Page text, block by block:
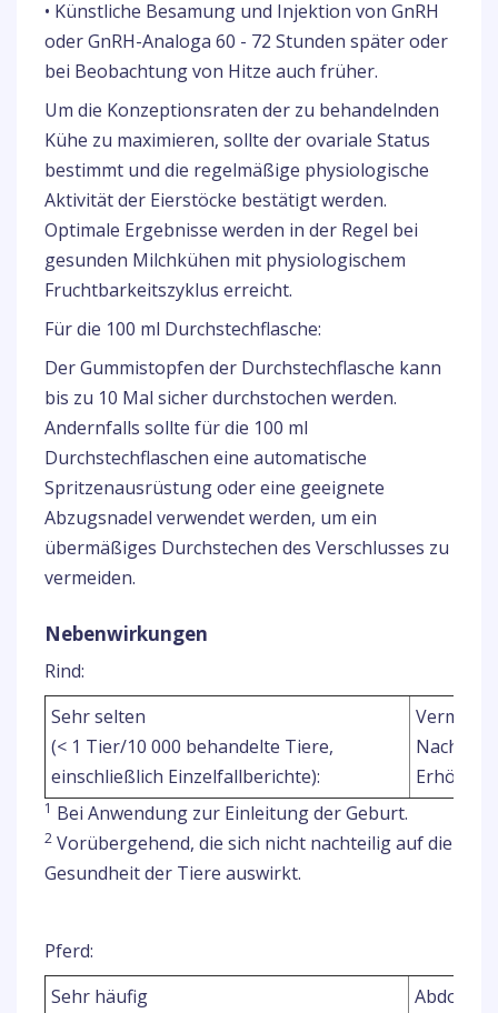
• Künstliche Besamung und Injektion von GnRH
oder GnRH-Analoga 60 - 72 Stunden später oder
bei Beobachtung von Hitze auch früher.
Um die Konzeptionsraten der zu behandelnden
Kühe zu maximieren, sollte der ovariale Status
bestimmt und die regelmäßige physiologische
Aktivität der Eierstöcke bestätigt werden.
Optimale Ergebnisse werden in der Regel bei
gesunden Milchkühen mit physiologischem
Fruchtbarkeitszyklus erreicht.
Für die 100 ml Durchstechflasche:
Der Gummistopfen der Durchstechflasche kann
bis zu 10 Mal sicher durchstochen werden.
Andernfalls sollte für die 100 ml
Durchstechflaschen eine automatische
Spritzenausrüstung oder eine geeignete
Abzugsnadel verwendet werden, um ein
übermäßiges Durchstechen des Verschlusses zu
vermeiden.
Nebenwirkungen
Rind:
Sehr selten
(< 1 Tier/10 000 behandelte Tiere,
einschließlich Einzelfallberichte):
Erhöhte
1 Bei Anwendung zur Einleitung der Geburt.
2 Vorübergehend, die sich nicht nachteilig auf die
Gesundheit der Tiere auswirkt.
Pferd:
Sehr häufig